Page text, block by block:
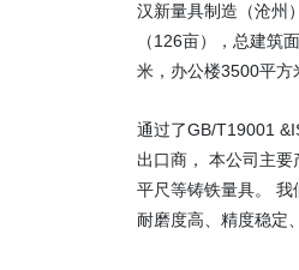
汉新量具制造（沧州
（126亩），总建筑
米，办公楼3500平方
通过了GB/T19001
出口商， 本公司主
平尺等铸铁量具。 我
耐磨度高、精度稳定